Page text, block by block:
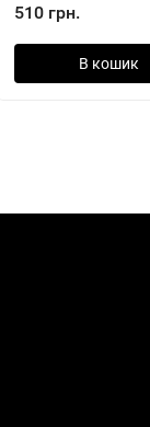
510 грн.
В кошик